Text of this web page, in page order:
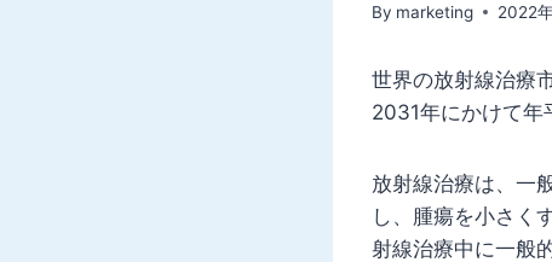
By marketing 2022
世界の放射線治療
2031年にかけて年
放射線治療は、一
し、腫瘍を小さく
射線治療中に一般